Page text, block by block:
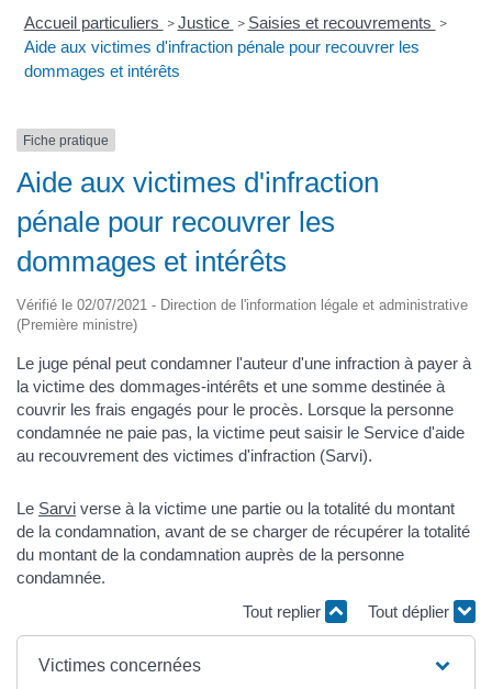
Accueil particuliers > Justice > Saisies et recouvrements >
Aide aux victimes d'infraction pénale pour recouvrer les
dommages et intérêts
Fiche pratique
Aide aux victimes d'infraction
pénale pour recouvrer les
dommages et intérêts
Vérifié le 02/07/2021 - Direction de l'information légale et administrative
(Première ministre)
Le juge pénal peut condamner l'auteur d'une infraction à payer à
la victime des dommages-intérêts et une somme destinée à
couvrir les frais engagés pour le procès. Lorsque la personne
condamnée ne paie pas, la victime peut saisir le Service d'aide
au recouvrement des victimes d'infraction (Sarvi).
Le Sarvi verse à la victime une partie ou la totalité du montant
de la condamnation, avant de se charger de récupérer la totalité
du montant de la condamnation auprès de la personne
condamnée.
Tout replier
Tout déplier
Victimes concernées